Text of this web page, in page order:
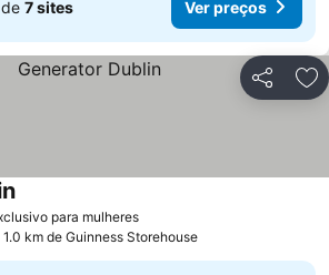
7 sites Ver preços
Partilhar
para mulheresVer preços
Ver preços
1.0 km de Guinness Storehouse